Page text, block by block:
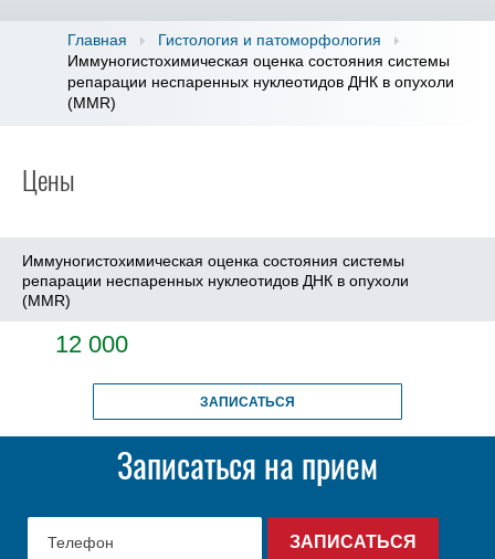
Главная
Гистология и патоморфология
Иммуногистохимическая оценка состояния системы
репарации неспаренных нуклеотидов ДНК в опухоли
(MMR)
Цены
Иммуногистохимическая оценка состояния системы
репарации неспаренных нуклеотидов ДНК в опухоли
(MMR)
12 000
ЗАПИСАТЬСЯ
Записаться на прием